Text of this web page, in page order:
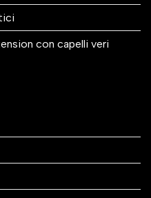
con capelli veri